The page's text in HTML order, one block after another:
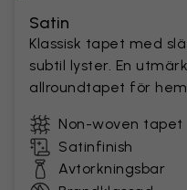
Satin
Klassisk tapet med
subtil lyster. En
allroundtapet för
Non-woven tapet
Satinfinish
Avtorkningsbar